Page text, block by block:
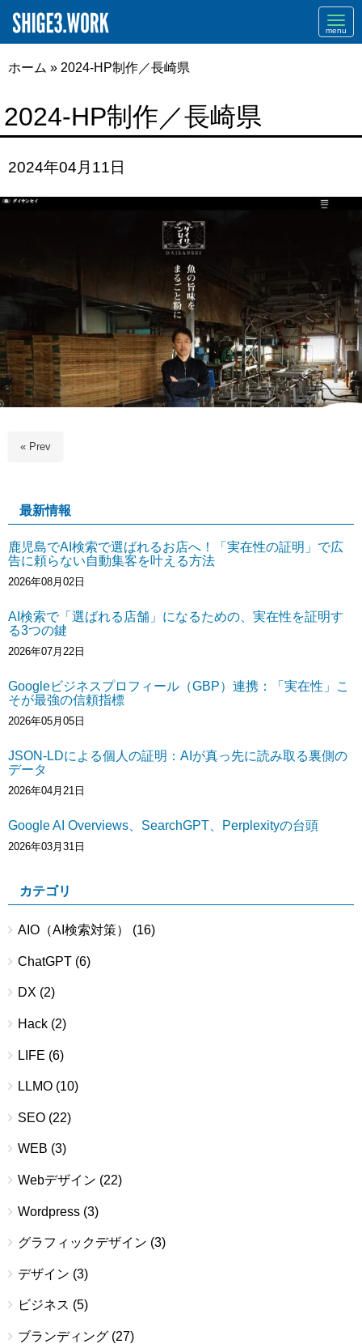
ホーム » 2024-HP制作／長崎県
2024-HP制作／長崎県
2024年04月11日
« Prev
最新情報
鹿児島でAI検索で選ばれるお店へ！「実在性の証明」で広
告に頼らない自動集客を叶える方法
2026年08月02日
AI検索で「選ばれる店舗」になるための、実在性を証明す
る3つの鍵
2026年07月22日
Googleビジネスプロフィール（GBP）連携：「実在性」こ
そが最強の信頼指標
2026年05月05日
JSON-LDによる個人の証明：AIが真っ先に読み取る裏側の
データ
2026年04月21日
Google AI Overviews、SearchGPT、Perplexityの台頭
2026年03月31日
カテゴリ
AIO（AI検索対策） (16)
ChatGPT (6)
DX (2)
Hack (2)
LIFE (6)
LLMO (10)
SEO (22)
WEB (3)
Webデザイン (22)
Wordpress (3)
グラフィックデザイン (3)
デザイン (3)
ビジネス (5)
ブランディング (27)